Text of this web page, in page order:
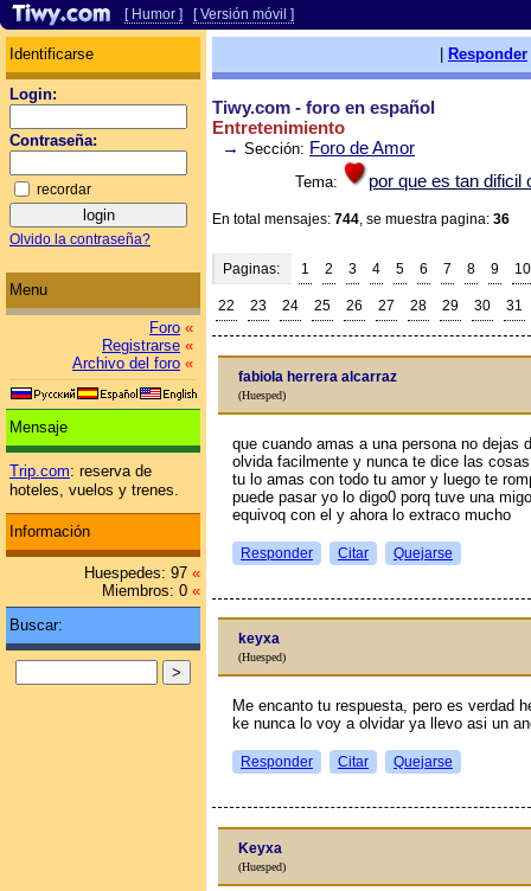
[ Humor ] [ Versión móvil ]
Identificarse
Login:
Contraseña:
recordar
Olvido la contraseña?
Menu
Foro «
Registrarse «
Archivo del foro «
Mensaje
Trip.com: reserva de
hoteles, vuelos y trenes.
Información
Huespedes: 97 «
Miembros: 0 «
Buscar:
Responder
Tiwy.com - foro en español
Entretenimiento
→ Sección: Foro de Amor
Tema: por que es tan dificil
En total mensajes: 744, se muestra pagina: 36
Paginas: 1 2 3 4 5 6 7 8 9 10
22 23 24 25 26 27 28 29 30 31
fabiola herrera alcarraz
(Huesped)
que cuando amas a una persona no dejas
olvida facilmente y nunca te dice las
tu lo amas con todo tu amor y luego te
puede pasar yo lo digo0 porq tuve una
equivoq con el y ahora lo extraсo mucho
Responder Citar Quejarse
keyxa
(Huesped)
Me encanto tu respuesta, pero es verdad
ke nunca lo voy a olvidar ya llevo asi un
Responder Citar Quejarse
Keyxa
(Huesped)